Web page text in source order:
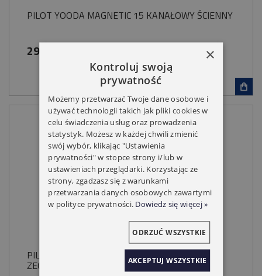
PILOT YOODA MAGNETIC 15 KANAŁOWY ŚCIENNY
299,00 zł
PILOT YOODA MAGNETIC 1 KANAŁOWY Z
ZEGAREM ŚCIENNY
×
Kontroluj swoją
prywatność
Możemy przetwarzać Twoje dane osobowe i
używać technologii takich jak pliki cookies w
celu świadczenia usług oraz prowadzenia
statystyk. Możesz w każdej chwili zmienić
swój wybór, klikając "Ustawienia
prywatności" w stopce strony i/lub w
ustawieniach przeglądarki. Korzystając ze
strony, zgadzasz się z warunkami
przetwarzania danych osobowych zawartymi
w polityce prywatności. Dowiedz się więcej »
AKCEPTUJ WSZYSTKIE
ODRZUĆ WSZYSTKIE